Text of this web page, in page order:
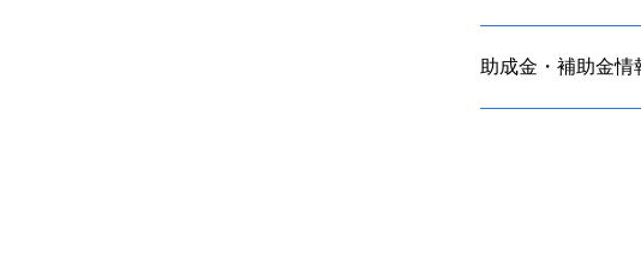
助成金・補助金情